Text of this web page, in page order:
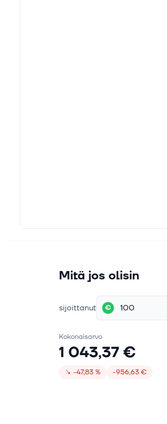
Mitä jos olisin
sijoittanut €
Kokonaisarvo
1 043,37 €
↘ −47,83 % −956,63 €